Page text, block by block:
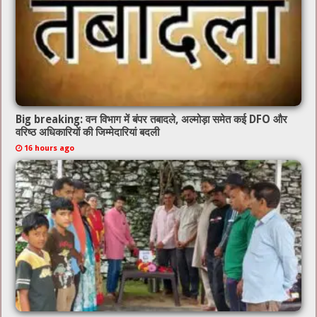
Big breaking: वन विभाग में बंपर तबादले, अल्मोड़ा समेत कई DFO और
वरिष्ठ अधिकारियों की जिम्मेदारियां बदली
16 hours ago